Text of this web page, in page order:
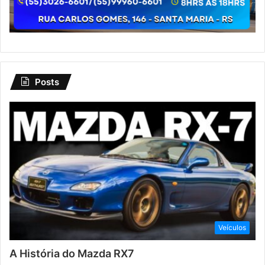
Posts
Veículos
A História do Mazda RX7